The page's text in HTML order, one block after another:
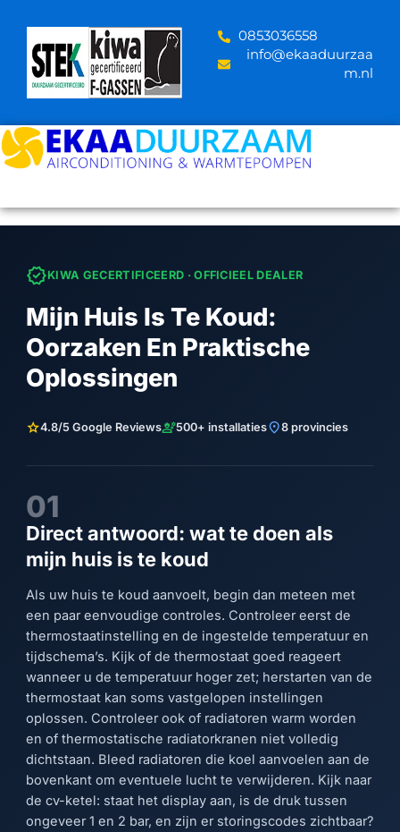
content
‪0853036558
info@ekaaduurzaa
m.nl
verifiedKIWA GECERTIFICEERD · OFFICIEEL DEALER
Mijn Huis Is Te Koud:
Oorzaken En Praktische
Oplossingen
star4.8/5 Google Reviewsengineering500+ installatieslocation_on8 provincies
01
Direct antwoord: wat te doen als
mijn huis is te koud
Als uw huis te koud aanvoelt, begin dan meteen met
een paar eenvoudige controles. Controleer eerst de
thermostaatinstelling en de ingestelde temperatuur en
tijdschema’s. Kijk of de thermostaat goed reageert
wanneer u de temperatuur hoger zet; herstarten van de
thermostaat kan soms vastgelopen instellingen
oplossen. Controleer ook of radiatoren warm worden
en of thermostatische radiatorkranen niet volledig
dichtstaan. Bleed radiatoren die koel aanvoelen aan de
bovenkant om eventuele lucht te verwijderen. Kijk naar
de cv-ketel: staat het display aan, is de druk tussen
ongeveer 1 en 2 bar, en zijn er storingscodes zichtbaar?